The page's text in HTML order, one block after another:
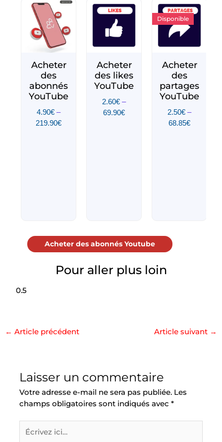
Acheter
des
abonnés
YouTube
4.90€ –
219.90€
Acheter
des likes
YouTube
2.60€ –
69.90€
Disponible
Acheter
des
partages
YouTube
2.50€ –
68.85€
Acheter des abonnés Youtube
Pour aller plus loin
← Article précédent Article suivant →
Laisser un commentaire
Votre adresse e-mail ne sera pas publiée. Les
champs obligatoires sont indiqués avec*
ici…